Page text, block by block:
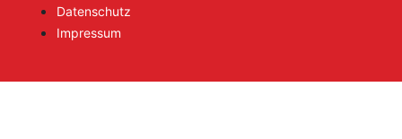
Datenschutz
Impressum